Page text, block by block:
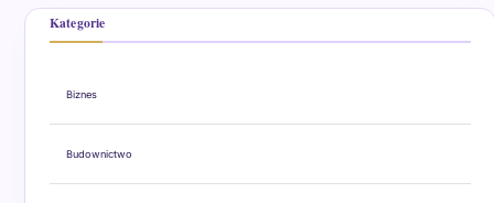
Kategorie
Biznes
Budownictwo